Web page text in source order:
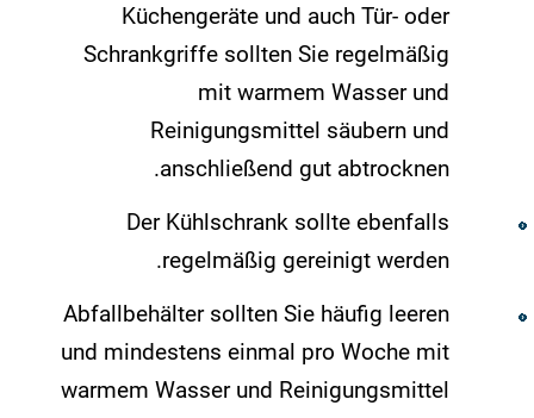
Küchengeräte und auch Tür- oder
Schrankgriffe sollten Sie regelmäßig
mit warmem Wasser und
Reinigungsmittel säubern und
anschließend gut abtrocknen.
Der Kühlschrank sollte ebenfalls
regelmäßig gereinigt werden.
Abfallbehälter sollten Sie häufig leeren
und mindestens einmal pro Woche mit
warmem Wasser und Reinigungsmittel